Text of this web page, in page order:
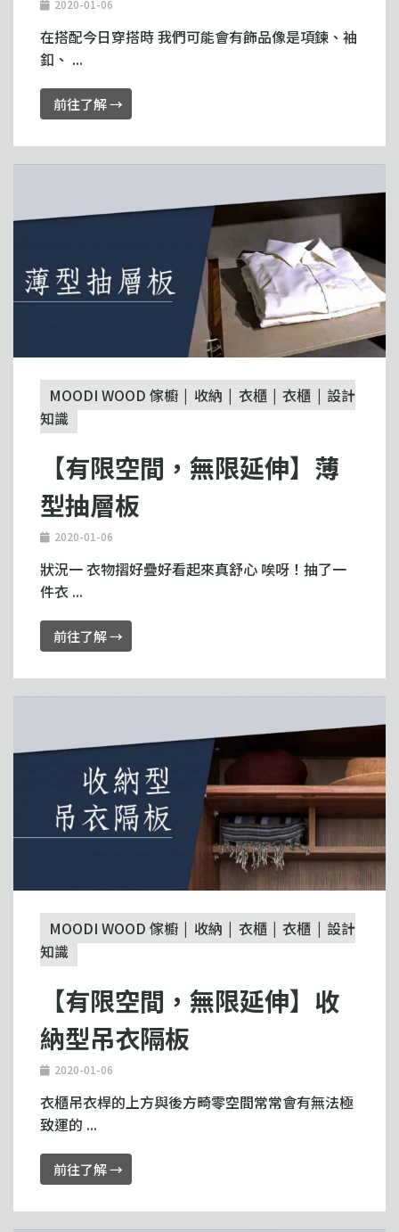
2020-01-06
在搭配今日穿搭時 我們可能會有飾品像是項鍊、袖
釦、 ...
前往了解 →
MOODI WOOD 傢櫥 收納 衣櫃 衣櫃
設計
知識
【有限空間，無限延伸】薄
型抽層板
2020-01-06
狀況一 衣物摺好疊好看起來真舒心 唉呀！抽了一
件衣 ...
前往了解 →
MOODI WOOD 傢櫥 收納 衣櫃 衣櫃
設計
知識
【有限空間，無限延伸】收
納型吊衣隔板
2020-01-06
衣櫃吊衣桿的上方與後方畸零空間常常會有無法極
致運的 ...
前往了解 →